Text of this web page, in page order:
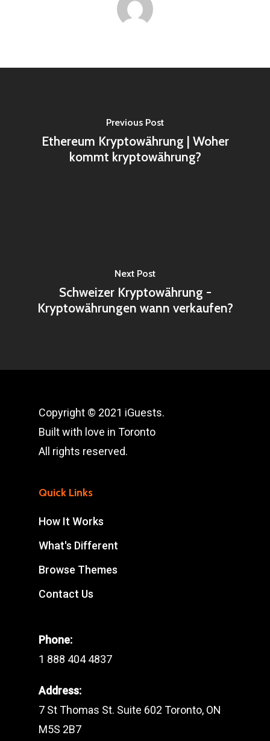
Previous Post
Ethereum Kryptowährung | Woher
kommt kryptowährung?
Next Post
Schweizer Kryptowährung -
Kryptowährungen wann verkaufen?
Copyright © 2021 iGuests.
Built with love in Toronto
All rights reserved.
Quick Links
How It Works
What's Different
Browse Themes
Contact Us
Phone:
1 888 404 4837
Address:
7 St Thomas St. Suite 602 Toronto, ON
M5S 2B7